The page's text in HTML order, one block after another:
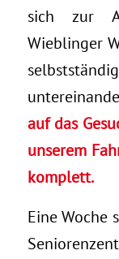
sich zur
Wieblinger
auf das
unserem
komplett.
Eine Woche